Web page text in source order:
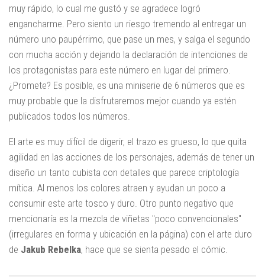
muy rápido, lo cual me gustó y se agradece logró
engancharme. Pero siento un riesgo tremendo al entregar un
número uno paupérrimo, que pase un mes, y salga el segundo
con mucha acción y dejando la declaración de intenciones de
los protagonistas para este número en lugar del primero.
¿Promete? Es posible, es una miniserie de 6 números que es
muy probable que la disfrutaremos mejor cuando ya estén
publicados todos los números.
El arte es muy difícil de digerir, el trazo es grueso, lo que quita
agilidad en las acciones de los personajes, además de tener un
diseño un tanto cubista con detalles que parece criptología
mítica. Al menos los colores atraen y ayudan un poco a
consumir este arte tosco y duro. Otro punto negativo que
mencionaría es la mezcla de viñetas "poco convencionales"
(irregulares en forma y ubicación en la página) con el arte duro
de Jakub Rebelka, hace que se sienta pesado el cómic.